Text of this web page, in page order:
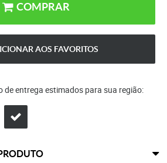
COMPRAR
AOS FAVORITOS
de entrega estimados para sua região: